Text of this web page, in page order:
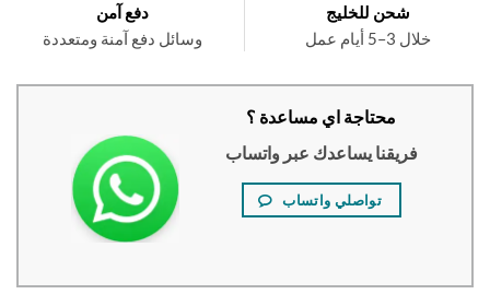
شحن للخليج
دفع آمن
وسائل دفع آمنة ومتعددة
محتاجة اي مساعدة ؟
فريقنا يساعدك عبر واتساب
تواصلي واتساب